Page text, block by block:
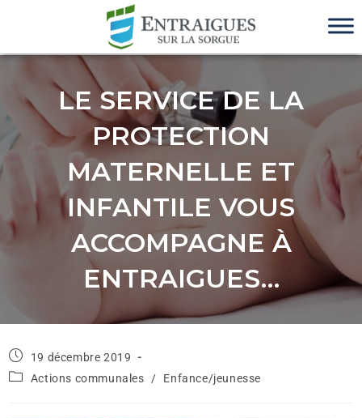
LE SERVICE DE LA
PROTECTION
MATERNELLE ET
INFANTILE VOUS
ACCOMPAGNE À
ENTRAIGUES…
19 décembre 2019
Actions communales
/ Enfance/jeunesse